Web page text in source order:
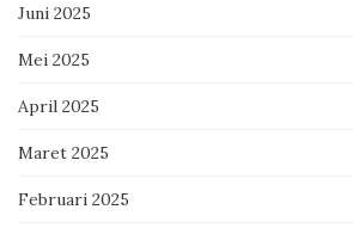
Juni 2025
Mei 2025
April 2025
Maret 2025
Februari 2025